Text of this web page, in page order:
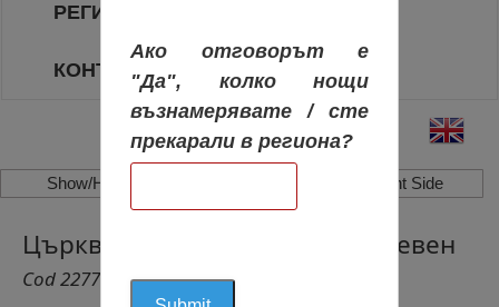
РЕГИОНИ
КОНТАКТИ
Show/Hide Left Side Show/Hide Right Side
Църква „Света Параскева“, Плевен
Cod 2277
Ако отговорът е
"Да", колко нощи
възнамерявате / сте
прекарали в региона?